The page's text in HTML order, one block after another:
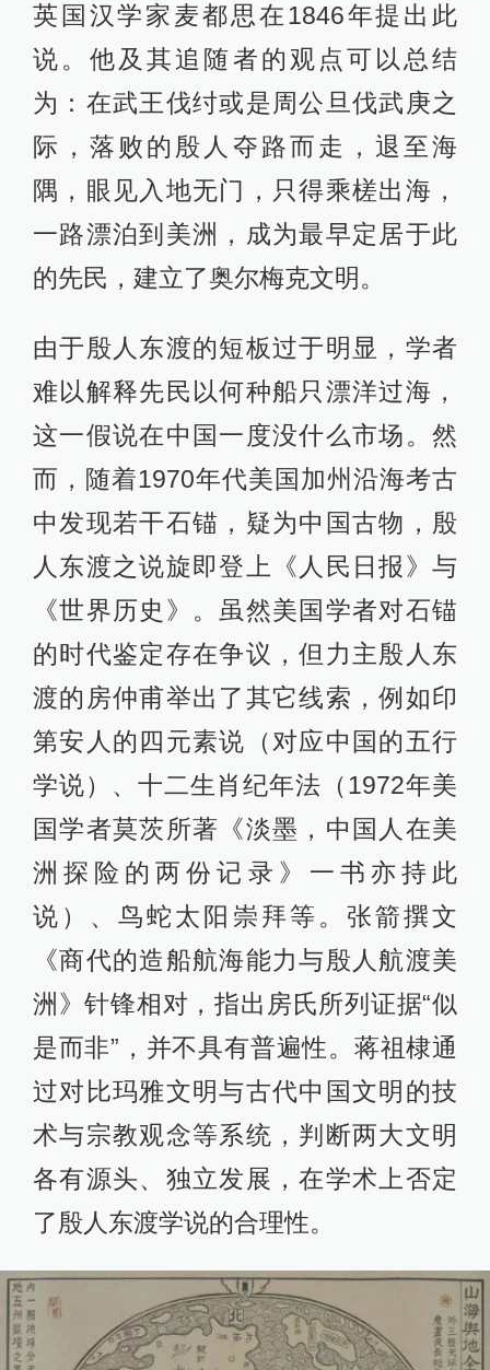
英国汉学家麦都思在1846年提出此
说。他及其追随者的观点可以总结
为：在武王伐纣或是周公旦伐武庚之
际，落败的殷人夺路而走，退至海
隅，眼见入地无门，只得乘槎出海，
一路漂泊到美洲，成为最早定居于此
的先民，建立了奥尔梅克文明。
由于殷人东渡的短板过于明显，学者
难以解释先民以何种船只漂洋过海，
这一假说在中国一度没什么市场。然
而，随着1970年代美国加州沿海考古
中发现若干石锚，疑为中国古物，殷
人东渡之说旋即登上《人民日报》与
《世界历史》。虽然美国学者对石锚
的时代鉴定存在争议，但力主殷人东
渡的房仲甫举出了其它线索，例如印
第安人的四元素说（对应中国的五行
学说）、十二生肖纪年法（1972年美
国学者莫茨所著《淡墨，中国人在美
洲探险的两份记录》一书亦持此
说）、鸟蛇太阳崇拜等。张箭撰文
《商代的造船航海能力与殷人航渡美
洲》针锋相对，指出房氏所列证据“似
是而非”，并不具有普遍性。蒋祖棣通
过对比玛雅文明与古代中国文明的技
术与宗教观念等系统，判断两大文明
各有源头、独立发展，在学术上否定
了殷人东渡学说的合理性。